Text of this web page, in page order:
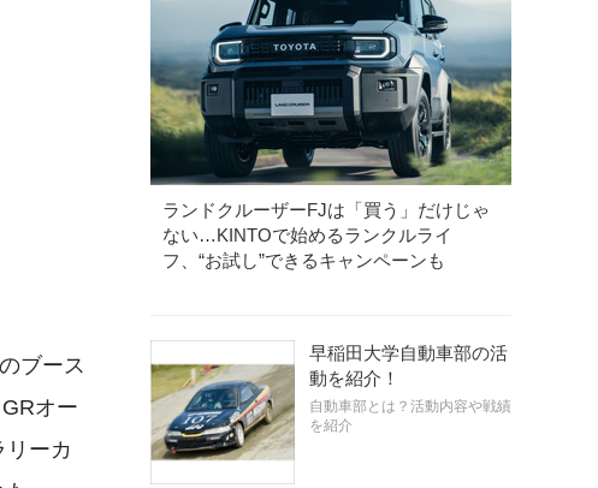
ブース
オー
ーカ
ランドクルーザーFJは「買う」だけじゃ
ない…KINTOで始めるランクルライ
フ、“お試し”できるキャンペーンも
早稲田大学自動車部の活
動を紹介！
自動車部とは？活動内容や戦績
を紹介